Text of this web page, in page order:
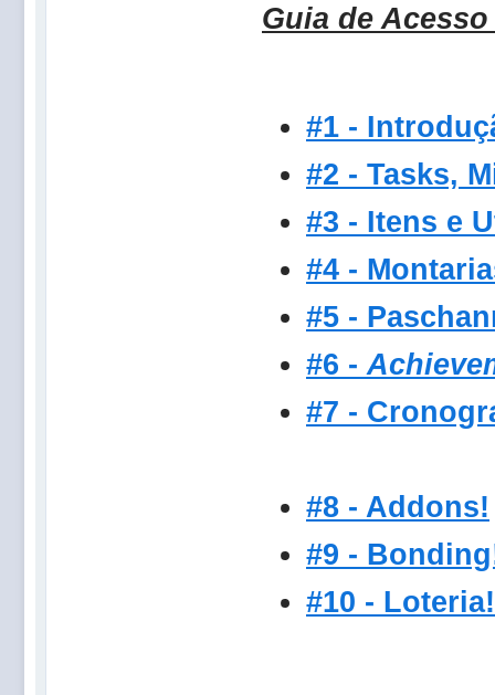
Guia de
#1 -
#2 - Tasks,
#3 - Itens e
#4 -
#5 -
#6 -
#7 -
#8 - Addons!
#9 -
#10 - Loteria!